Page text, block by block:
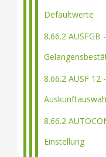
Defaultwerte
8.66.2
8.66.2 AUSF 12
8.66.2
Einstellung